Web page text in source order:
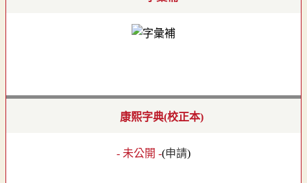
康熙字典(校正本)
- 未公開 -(申請)